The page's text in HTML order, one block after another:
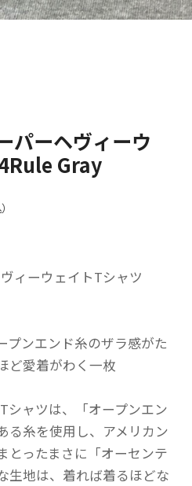
パーヘヴィーウ
Gray
ィーウェイトTシャツ
プンエンド糸のザラ感がた
ど愛着がわく一枚
シャツは、「オープンエン
る糸を使用し、アメリカン
とったまさに「オーセンテ
生地は、着れば着るほどな